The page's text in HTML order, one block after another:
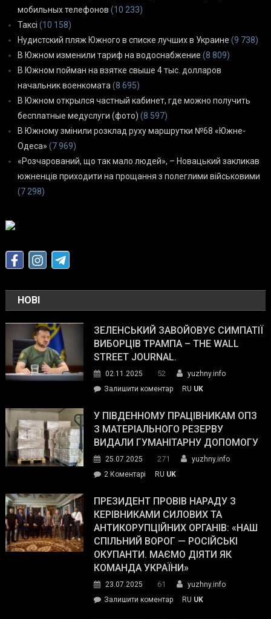
мобильных телефонов (10 233)
Таксі (10 158)
Нудистский пляж Южного в списке лучших в Украине (9 738)
В Южном изменили тариф на водоснабжение (8 809)
В Южном пойман на взятке свыше 4 тыс. долларов
начальник военкомата (8 695)
В Южном открылся частный кабинет, где можно получить
бесплатные медуслуги (фото) (8 597)
В Южному змінили розклад руху маршрутки №68 «Южне-
Одеса» (7 969)
«Розчарований, що так мало людей», – Новацький закликав
южненців приходити на прощання з полеглими військовими
(7 298)
НОВІ
ЗЕЛЕНСЬКИЙ ЗАВОЙОВУЄ СИМПАТІЇ
ВИБОРЦІВ ТРАМПА – THE WALL
STREET JOURNAL.
02.11.2025 52
yuzhny.info
Залишити коментарon
завойовує
симпатії
виборців
The
Street
Journal.
RU UK
У ПІВДЕННОМУ ПРАЦІВНИКАМ ОПЗ
З МАТЕРІАЛЬНОГО РЕЗЕРВУ
ВИДАЛИ ГУМАНІТАРНУ ДОПОМОГУ
25.07.2025 271
yuzhny.info
2 Коментарі
Південному
працівникам
ОПЗ
з
матеріального
резерву
гуманітарну
допомогу
RU UK
ПРЕЗИДЕНТ ПРОВІВ НАРАДУ З
КЕРІВНИКАМИ СИЛОВИХ ТА
АНТИКОРУПЦІЙНИХ ОРГАНІВ: «НАШ
СПІЛЬНИЙ ВОРОГ — РОСІЙСЬКІ
ОКУПАНТИ. МАЄМО ДІЯТИ ЯК
КОМАНДА УКРАЇНИ»
23.07.2025 61
yuzhny.info
Залишити коментарon
RU UK